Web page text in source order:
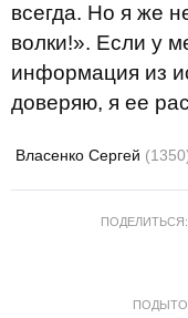
всегда. Но я же
волки!». Если у
информация из
доверяю, я ее
Власенко Сергей
ПОДЕЛИТЬСЯ: